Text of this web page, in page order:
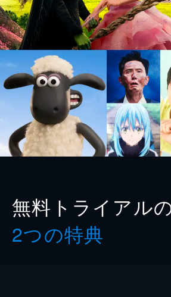
無料トライアル
2つの特典